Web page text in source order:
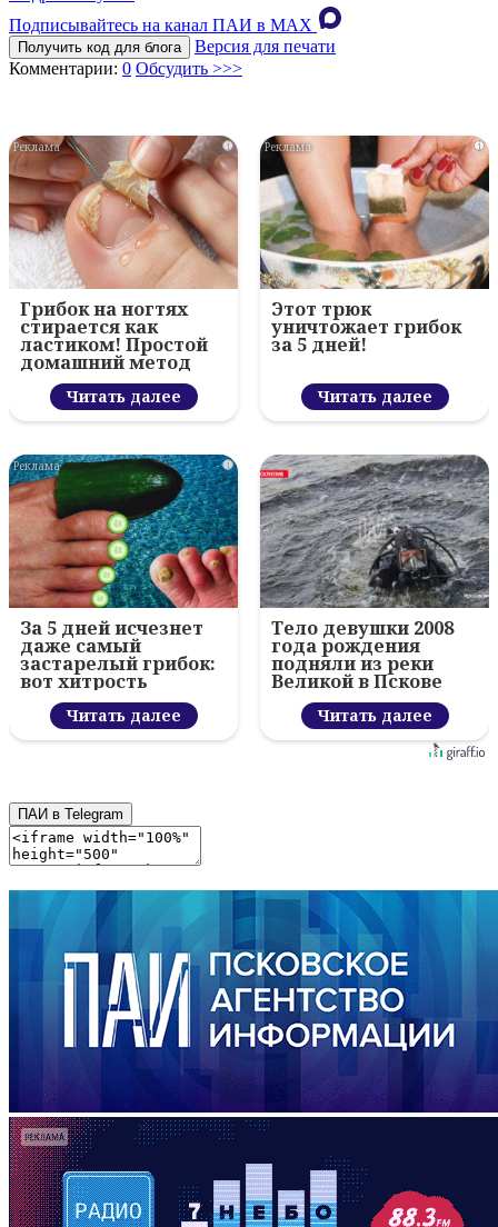
Подписывайтесь на канал ПАИ в MAХ
Получить код для блога
Версия для печати
Комментарии: 0 Обсудить >>>
i
Грибок на ногтях
стирается как
ластиком! Простой
домашний метод
Читать далее
i
Этот трюк
уничтожает грибок
за 5 дней!
Читать далее
i
За 5 дней исчезнет
даже самый
застарелый грибок:
вот хитрость
Читать далее
Тело девушки 2008
года рождения
подняли из реки
Великой в Пскове
Читать далее
ПАИ в Telegram